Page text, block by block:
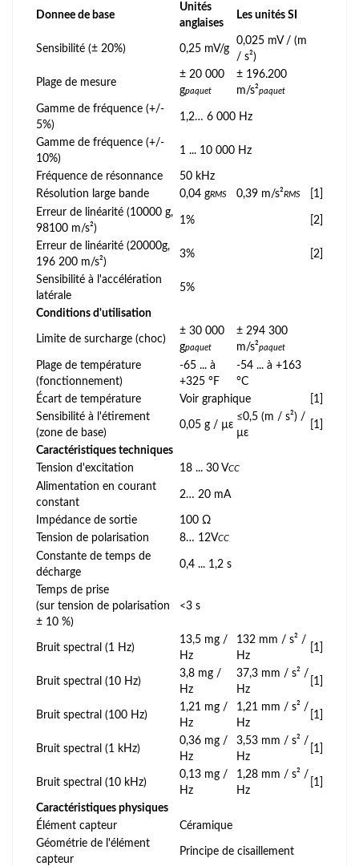
Donnee de base
Unités
anglaises
Les unités SI
Sensibilité (± 20%) 0,25 mV/g
0,025 mV / (m
/ s²)
Plage de mesure
± 20 000
gpaquet
± 196.200
m/s²paquet
Gamme de fréquence (+/-
5%)
1,2… 6 000 Hz
Gamme de fréquence (+/-
10%)
1 ... 10 000 Hz
Fréquence de résonnance
50 kHz
Résolution large bande
0,04 gRMS 0,39 m/s²RMS
[1]
Erreur de linéarité (10000 g,
98100 m/s²)
1% [2]
Erreur de linéarité (20000g,
196 200 m/s²)
3% [2]
Sensibilité à l'accélération
latérale
5%
Conditions d'utilisation
Limite de surcharge (choc)
± 30 000
gpaquet
± 294 300
m/s²paquet
Plage de température
(fonctionnement)
-65 ... à
+325 °F
-54 ... à +163
°C
Écart de température
Voir graphique
[1]
Sensibilité à l'étirement
(zone de base)
0,05 g / µε
≤0,5 (m / s²) /
µε
[1]
Caractéristiques techniques
Tension d'excitation
18 ... 30 VCC
Alimentation en courant
constant
2… 20 mA
Impédance de sortie
100 Ω
Tension de polarisation
8… 12VCC
Constante de temps de
décharge
0,4 ... 1,2 s
Temps de prise
(sur tension de polarisation
± 10 %)
<3 s
Bruit spectral (1 Hz)
13,5 mg /
Hz
132 mm / s² /
Hz
[1]
Bruit spectral (10 Hz)
3,8 mg /
Hz
37,3 mm / s² /
Hz
[1]
Bruit spectral (100 Hz)
1,21 mg /
Hz
1,21 mm / s² /
Hz
[1]
Bruit spectral (1 kHz)
0,36 mg /
Hz
3,53 mm / s² /
Hz
[1]
Bruit spectral (10 kHz)
0,13 mg /
Hz
1,28 mm / s² /
Hz
[1]
Caractéristiques physiques
Élément capteur
Céramique
Géométrie de l'élément
capteur
Principe de cisaillement